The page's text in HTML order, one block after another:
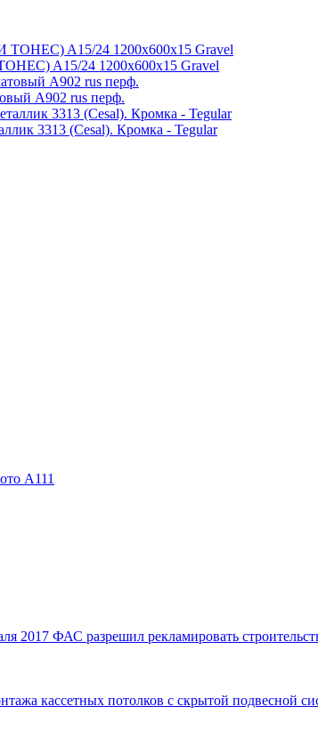
A15/24 1200x600x15 Gravel
А902 rus перф.
3313 (Cesal). Кромка - Tegular
А111
2017 ФАС разрешил рекламировать
кассетных потолков с скрытой подвесной